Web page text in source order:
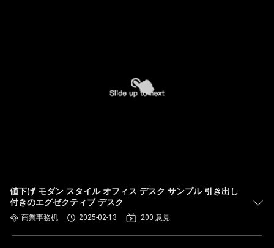
値下げ モダン スタイル オフィス デスク サンプル 引き出し
付きのエグゼクティブ デスク
商業事務机 2025-02-13 200 意見